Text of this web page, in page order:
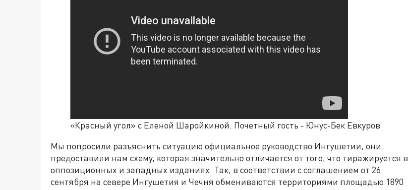
«Красный угол» с Еленой Шаройкиной. Почетный гость - Юнус-Бек Евкуров
Мы попросили разъяснить ситуацию официальное руководство Ингушетии, они
предоставили нам схему, которая значительно отличается от того, что тиражируется в
оппозиционных и западных изданиях. Так, в соответствии с соглашением от 26
сентября на севере Ингушетия и Чечня обмениваются территориями площадью 1890